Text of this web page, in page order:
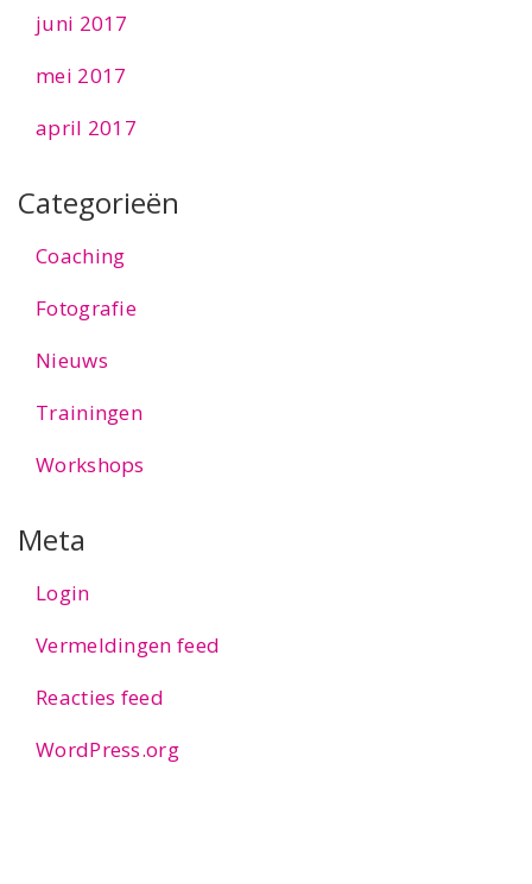
juni 2017
mei 2017
april 2017
Categorieën
Coaching
Fotografie
Nieuws
Trainingen
Workshops
Meta
Login
Vermeldingen feed
Reacties feed
WordPress.org